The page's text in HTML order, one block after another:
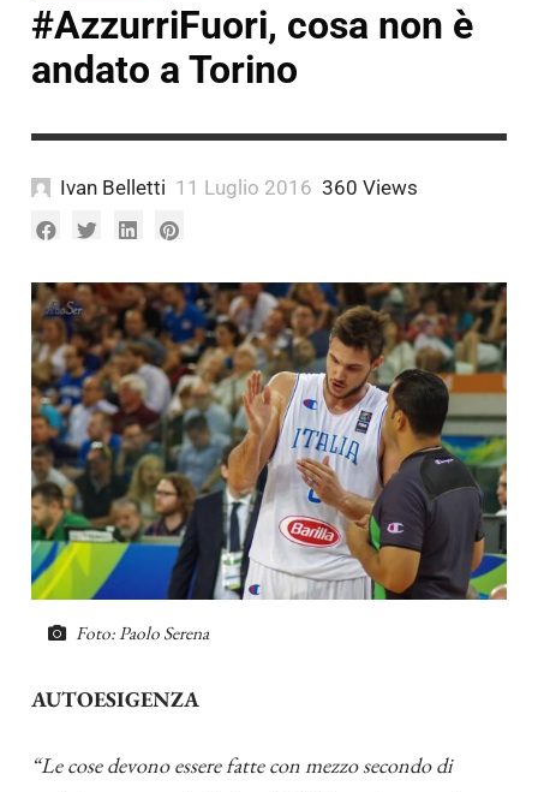
#AzzurriFuori, cosa non è
andato a Torino
Ivan Belletti 11 Luglio 2016 360 Views
Foto: Paolo Serena
AUTOESIGENZA
“Le cose devono essere fatte con mezzo secondo di